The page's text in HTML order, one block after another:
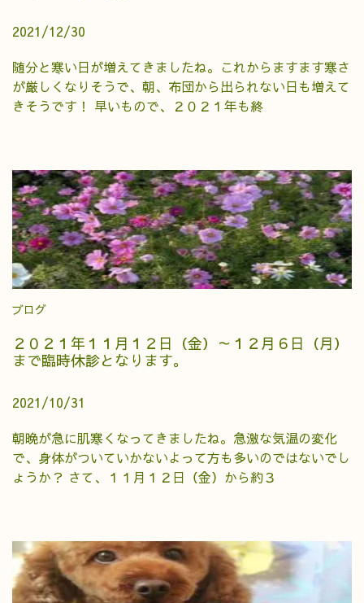
2021/12/30
随分と寒い日が増えてきましたね。これからますます寒さ
が厳しくなりそうで、朝、布団から出られない日も増えて
きそうです！ 早いもので、２０２１年も終
ブログ
２０２１年１１月１２日（金）～１２月６日（月）
まで臨時休診となります。
2021/10/31
朝晩が急に肌寒くなってきましたね。急激な気温の変化
で、身体がついていかないよって方も多いのではないでし
ょうか？ さて、１１月１２日（金）から約３